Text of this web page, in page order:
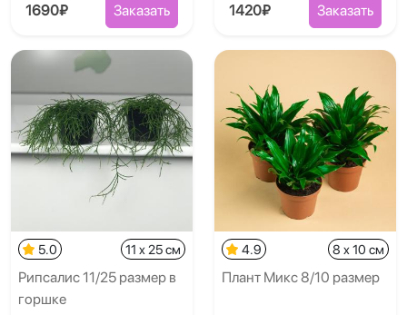
1690₽ Заказать 1420₽ Заказать
5.0 11 x 25 см
Рипсалис 11/25 размер в
горшке
4.9 8 x 10 см
Плант Микс 8/10 размер